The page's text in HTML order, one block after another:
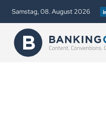
Samstag, 08. August 2026